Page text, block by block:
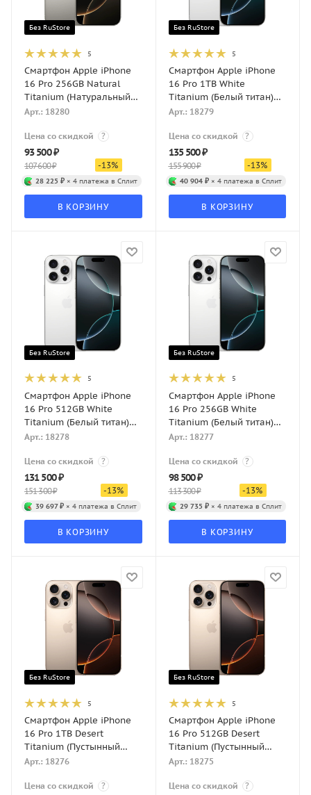
Без RuStore
5
Смартфон Apple iPhone
16 Pro 256GB Natural
Titanium (Натуральный
титан) eSIM
Арт.: 18280
Цена со скидкой ?
93 500₽
107 600₽ -13%
28 225 ₽ × 4 платежа в Сплит
В КОРЗИНУ
Без RuStore
5
Смартфон Apple iPhone
16 Pro 1TB White
Titanium (Белый титан)
eSIM
Арт.: 18279
Цена со скидкой ?
135 500₽
155 900₽ -13%
40 904 ₽× 4 платежа в Сплит
В КОРЗИНУ
Без RuStore
5
Смартфон Apple iPhone
16 Pro 512GB White
Titanium (Белый титан)
eSIM
Арт.: 18278
Цена со скидкой ?
131 500₽
151 300₽ -13%
39 697 ₽ × 4 платежа в Сплит
В КОРЗИНУ
Без RuStore
5
Смартфон Apple iPhone
16 Pro 256GB White
Titanium (Белый титан)
eSIM
Арт.: 18277
Цена со скидкой ?
98 500₽
113 300₽ -13%
29 735 ₽× 4 платежа в Сплит
В КОРЗИНУ
Без RuStore
5
Смартфон Apple iPhone
16 Pro 1TB Desert
Titanium (Пустынный
титан) eSIM
Арт.: 18276
Цена со скидкой ?
Без RuStore
5
Смартфон Apple iPhone
16 Pro 512GB Desert
Titanium (Пустынный
титан) eSIM
Арт.: 18275
Цена со скидкой ?